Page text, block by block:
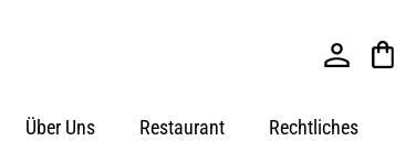
Über Uns Restaurant Rechtliches